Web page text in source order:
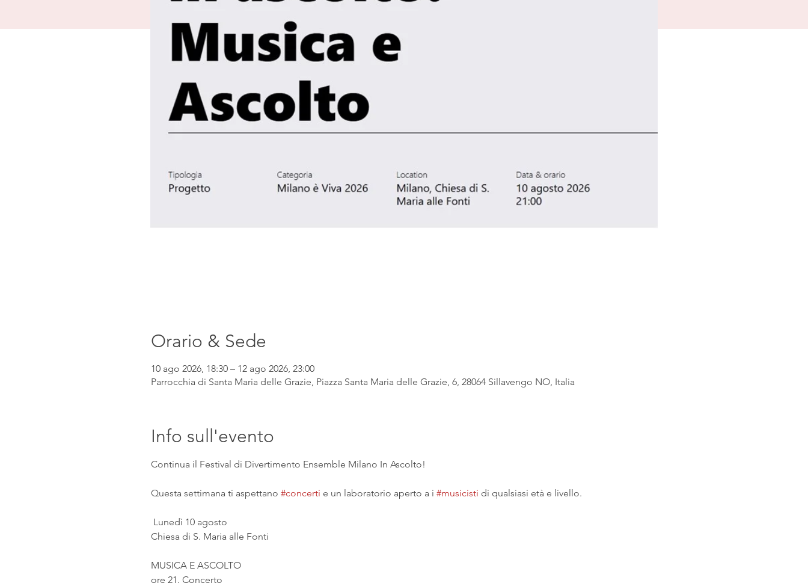
Orario & Sede
10 ago 2026, 18:30 – 12 ago 2026, 23:00
Parrocchia di Santa Maria delle Grazie, Piazza Santa Maria delle Grazie, 6, 28064 Sillavengo NO, Italia
Info sull'evento
Continua il Festival di Divertimento Ensemble Milano In Ascolto!
Questa settimana ti aspettano #concerti e un laboratorio aperto a i #musicisti di qualsiasi età e livello.
Lunedì 10 agosto
Chiesa di S. Maria alle Fonti
MUSICA E ASCOLTO
ore 21. Concerto